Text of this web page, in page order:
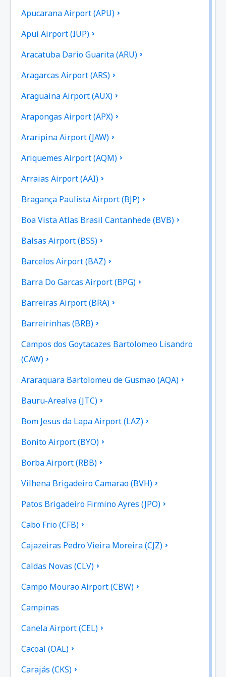
Apucarana Airport (APU)
Apui Airport (IUP)
Aracatuba Dario Guarita (ARU)
Aragarcas Airport (ARS)
Araguaina Airport (AUX)
Arapongas Airport (APX)
Araripina Airport (JAW)
Ariquemes Airport (AQM)
Arraias Airport (AAI)
Bragança Paulista Airport (BJP)
Boa Vista Atlas Brasil Cantanhede (BVB)
Balsas Airport (BSS)
Barcelos Airport (BAZ)
Barra Do Garcas Airport (BPG)
Barreiras Airport (BRA)
Barreirinhas (BRB)
Campos dos Goytacazes Bartolomeo Lisandro
(CAW)
Araraquara Bartolomeu de Gusmao (AQA)
Bauru-Arealva (JTC)
Bom Jesus da Lapa Airport (LAZ)
Bonito Airport (BYO)
Borba Airport (RBB)
Vilhena Brigadeiro Camarao (BVH)
Patos Brigadeiro Firmino Ayres (JPO)
Cabo Frio (CFB)
Cajazeiras Pedro Vieira Moreira (CJZ)
Caldas Novas (CLV)
Campo Mourao Airport (CBW)
Campinas
Canela Airport (CEL)
Cacoal (OAL)
Carajás (CKS)